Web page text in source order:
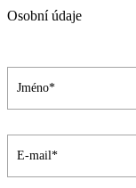
Osobní údaje